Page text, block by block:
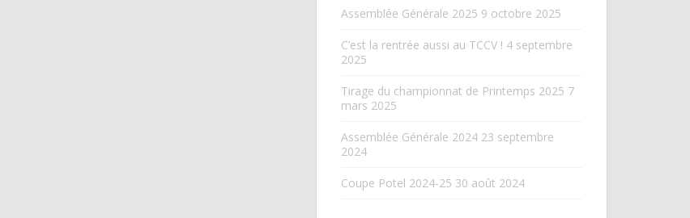
Assemblée Générale 2025 9 octobre 2025
C’est la rentrée aussi au TCCV ! 4 septembre
2025
Tirage du championnat de Printemps 2025 7
mars 2025
Assemblée Générale 2024 23 septembre
2024
Coupe Potel 2024-25 30 août 2024